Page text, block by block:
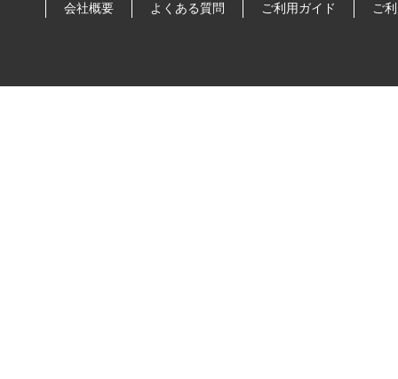
会社概要 よくある質問 ご利用ガイド ご